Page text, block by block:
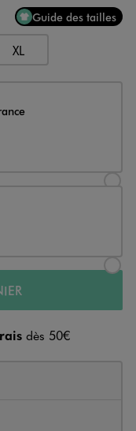
Guide des tailles
XL
dès 50€